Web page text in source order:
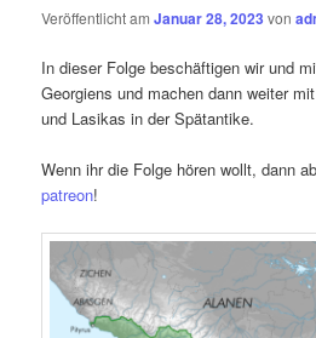
Veröffentlicht amJanuar 28, 2023 von
In dieser Folge beschäftigen wir und
Georgiens und machen dann weiter
und Lasikas in der Spätantike.
Wenn ihr die Folge hören wollt, dann
patreon!